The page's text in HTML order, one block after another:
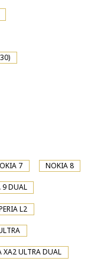
7 NOKIA 8
9 DUAL
L2
XA2 ULTRA DUAL